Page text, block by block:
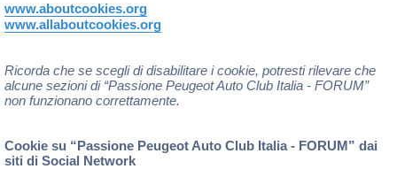
www.aboutcookies.org
www.allaboutcookies.org
Ricorda che se scegli di disabilitare i cookie, potresti rilevare che
alcune sezioni di “Passione Peugeot Auto Club Italia - FORUM”
non funzionano correttamente.
Cookie su “Passione Peugeot Auto Club Italia - FORUM” dai
siti di Social Network